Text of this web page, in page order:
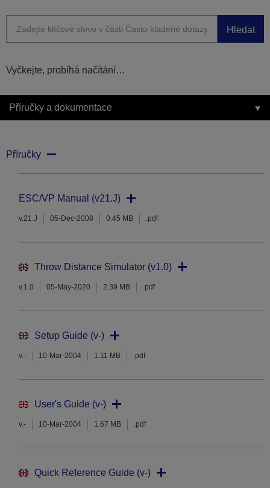
Hledat
Vyčkejte, probíhá načítání…
Příručky a dokumentace
Příručky
ESC/VP Manual (v21.J)
v.21.J 05-Dec-2008 0.45 MB .pdf
Throw Distance Simulator (v1.0)
v.1.0 05-May-2020 2.39 MB .pdf
Setup Guide (v-)
v.- 10-Mar-2004 1.11 MB .pdf
User's Guide (v-)
v.- 10-Mar-2004 1.67 MB .pdf
Quick Reference Guide (v-)